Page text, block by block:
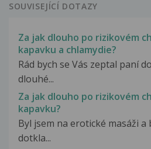
SOUVISEJÍCÍ DOTAZY
Za jak dlouho po rizikovém
kapavku a chlamydie?
Rád bych se Vás zeptal paní
dlouhé...
Za jak dlouho po rizikovém
kapavku?
Byl jsem na erotické masáži a
dotkla...